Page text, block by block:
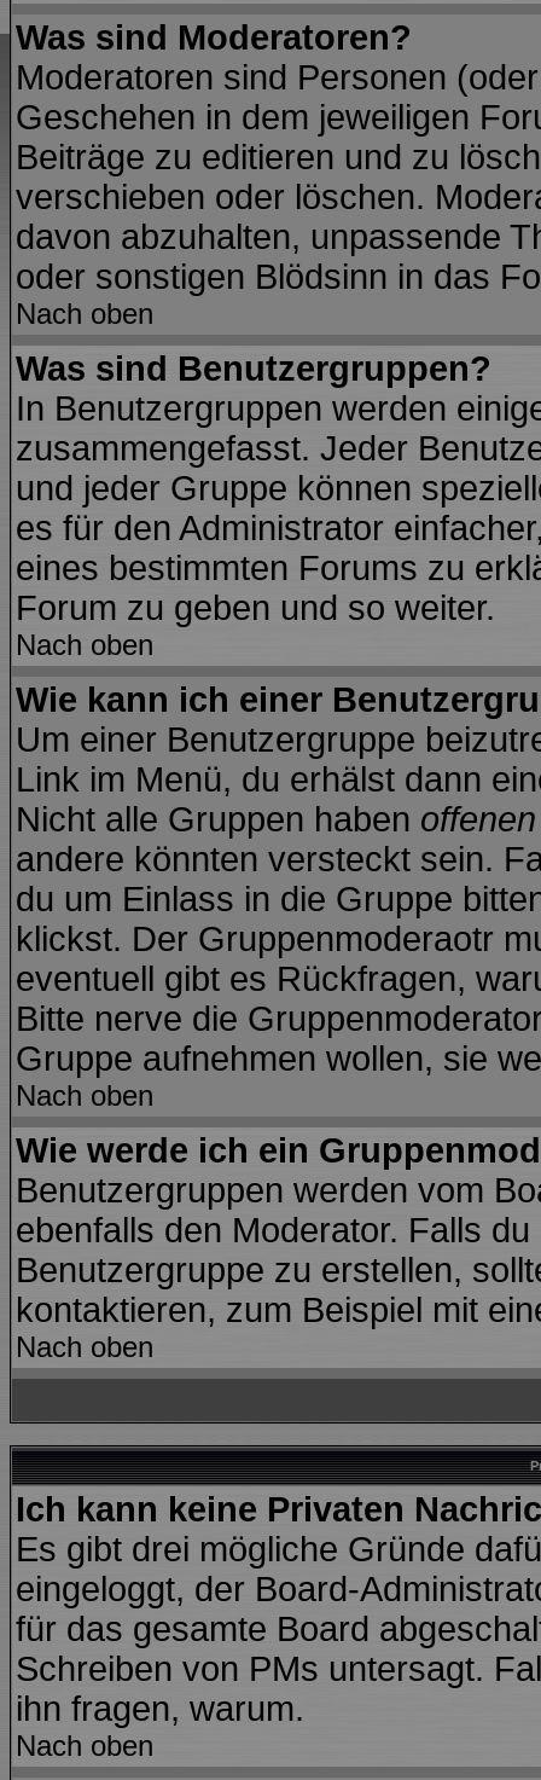
Was sind Moderatoren?
Moderatoren sind Personen
Geschehen in dem jeweiligen
Beiträge zu editieren und zu
verschieben oder löschen.
davon abzuhalten, unpassende
oder sonstigen Blödsinn in das
Nach oben
Was sind Benutzergruppen?
In Benutzergruppen werden
zusammengefasst. Jeder
und jeder Gruppe können
es für den Administrator
eines bestimmten Forums zu
Forum zu geben und so weiter.
Nach oben
Wie kann ich einer
Um einer Benutzergruppe
Link im Menü, du erhälst dann
Nicht alle Gruppen haben
andere könnten versteckt sein.
du um Einlass in die Gruppe
klickst. Der Gruppenmoderaotr
eventuell gibt es Rückfragen,
Bitte nerve die
Gruppe aufnehmen wollen, sie
Nach oben
Wie werde ich ein
Benutzergruppen werden vom
ebenfalls den Moderator. Falls
Benutzergruppe zu erstellen,
kontaktieren, zum Beispiel mit
Nach oben
Ich kann keine Privaten
Es gibt drei mögliche Gründe
eingeloggt, der Board-
für das gesamte Board
Schreiben von PMs untersagt.
ihn fragen, warum.
Nach oben